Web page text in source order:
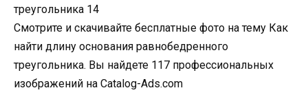
Смотрите и скачивайте бесплатные фото на тему Как
найти длину основания равнобедренного
треугольника. Вы найдете 117 профессиональных
изображений на Catalog-Ads.com